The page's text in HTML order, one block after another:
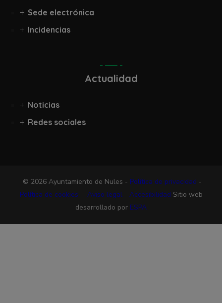
Sede electrónica
Incidencias
Actualidad
Noticias
Redes sociales
© 2026 Ayuntamiento de Nules - Política de privacidad -
Política de cookies - Aviso legal- Accesibilidad Sitio web
desarrollado por ESPA